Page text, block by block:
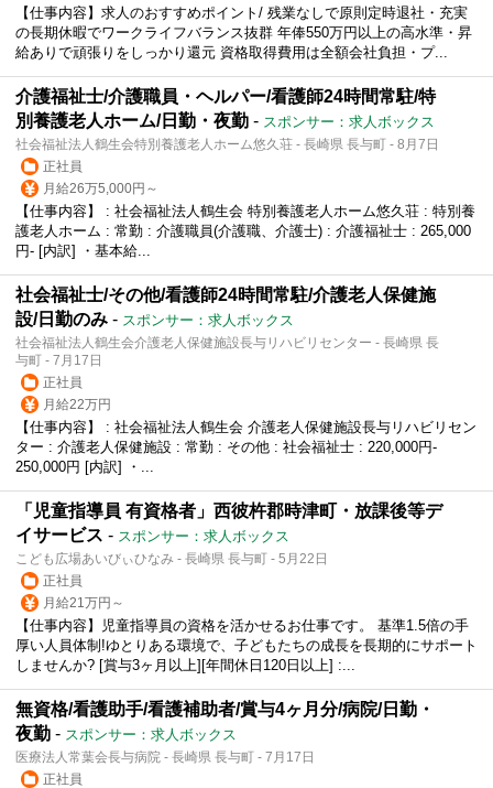
【仕事内容】求人のおすすめポイント/ 残業なしで原則定時退社・充実
の長期休暇でワークライフバランス抜群 年俸550万円以上の高水準・昇
給ありで頑張りをしっかり還元 資格取得費用は全額会社負担・プ...
介護福祉士/介護職員・ヘルパー/看護師24時間常駐/特
別養護老人ホーム/日勤・夜勤 - スポンサー：求人ボックス
社会福祉法人鶴生会特別養護老人ホーム悠久荘 - 長崎県 長与町 - 8月7日
正社員
月給26万5,000円～
【仕事内容】 : 社会福祉法人鶴生会 特別養護老人ホーム悠久荘 : 特別養
護老人ホーム : 常勤 : 介護職員(介護職、介護士) : 介護福祉士 : 265,000
円- [内訳] ・基本給...
社会福祉士/その他/看護師24時間常駐/介護老人保健施
設/日勤のみ - スポンサー：求人ボックス
社会福祉法人鶴生会介護老人保健施設長与リハビリセンター - 長崎県 長
与町 - 7月17日
正社員
月給22万円
【仕事内容】 : 社会福祉法人鶴生会 介護老人保健施設長与リハビリセン
ター : 介護老人保健施設 : 常勤 : その他 : 社会福祉士 : 220,000円‐
250,000円 [内訳] ・...
「児童指導員 有資格者」西彼杵郡時津町・放課後等デ
イサービス - スポンサー：求人ボックス
こども広場あいびぃひなみ - 長崎県 長与町 - 5月22日
正社員
月給21万円～
【仕事内容】児童指導員の資格を活かせるお仕事です。 基準1.5倍の手
厚い人員体制!ゆとりある環境で、子どもたちの成長を長期的にサポート
しませんか? [賞与3ヶ月以上][年間休日120日以上] :...
無資格/看護助手/看護補助者/賞与4ヶ月分/病院/日勤・
夜勤 - スポンサー：求人ボックス
医療法人常葉会長与病院 - 長崎県 長与町 - 7月17日
正社員